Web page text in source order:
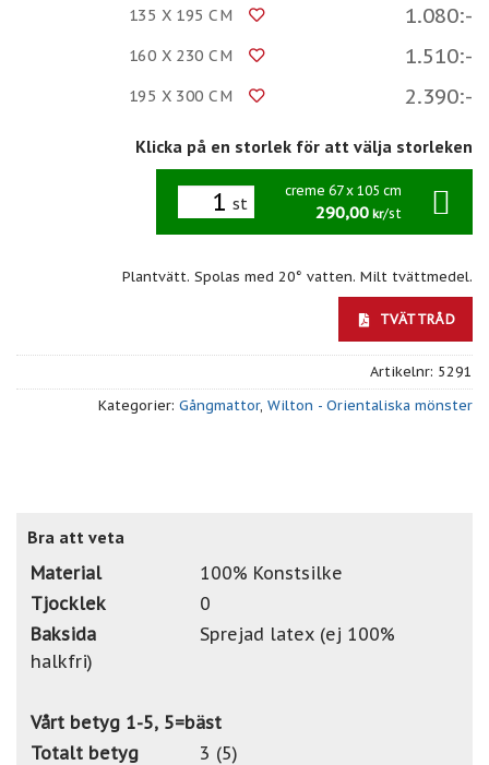
135 X 195 CM 1.080:-
160 X 230 CM 1.510:-
195 X 300 CM 2.390:-
Klicka på en storlek för att välja storleken
st
creme 67 x 105 cm
290,00 kr/st
Plantvätt. Spolas med 20° vatten. Milt tvättmedel.
TVÄTTRÅD
Artikelnr: 5291
Kategorier: Gångmattor, Wilton - Orientaliska mönster
Bra att veta
Material
100% Konstsilke
Tjocklek
0
Baksida
Sprejad latex (ej 100%
halkfri)
Vårt betyg 1-5, 5=bäst
Totalt betyg
3 (5)